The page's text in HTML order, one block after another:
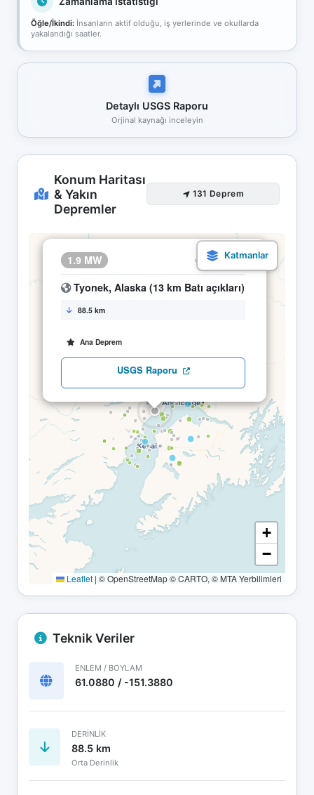
Öğle/İkindi: İnsanların aktif olduğu, iş yerlerinde ve okullarda
yakalandığı saatler.
Detaylı USGS Raporu
Orjinal kaynağı inceleyin
Konum Haritası
& Yakın
Depremler
131 Deprem
1.9 MW 18.04 14:36
Tyonek, Alaska (13 km Batı açıkları)
88.5 km
Ana Deprem
USGS Raporu
+
−
Leaflet | © OpenStreetMap © CARTO, © MTA Yerbilimleri
Teknik Veriler
ENLEM / BOYLAM
61.0880 / -151.3880
DERINLIK
88.5 km
Orta Derinlik